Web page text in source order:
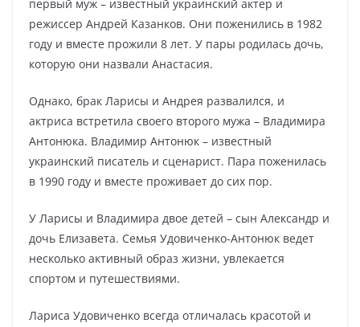
первый муж – известный украинский актер и
режиссер Андрей Казанков. Они поженились в 1982
году и вместе прожили 8 лет. У пары родилась дочь,
которую они назвали Анастасия.
Однако, брак Ларисы и Андрея развалился, и
актриса встретила своего второго мужа – Владимира
Антонюка. Владимир Антонюк – известный
украинский писатель и сценарист. Пара поженилась
в 1990 году и вместе проживает до сих пор.
У Ларисы и Владимира двое детей – сын Александр и
дочь Елизавета. Семья Удовиченко-Антонюк ведет
несколько активный образ жизни, увлекается
спортом и путешествиями.
Лариса Удовиченко всегда отличалась красотой и